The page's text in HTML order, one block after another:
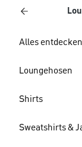
Alles entdecken
Loungehosen
Shirts
Sweatshirts &